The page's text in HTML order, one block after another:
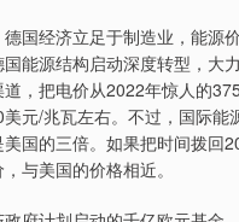
经济立足于制造业，能源
能源结构启动深度转型，大
，把电价从2022年惊人的
元/兆瓦左右。不过，国际能
国的三倍。如果把时间拨回
与美国的价格相近。